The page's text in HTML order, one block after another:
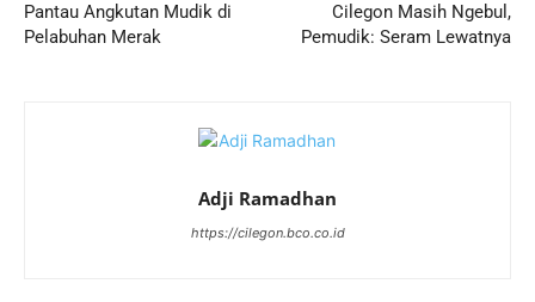
Pantau Angkutan Mudik di
Pelabuhan Merak
Cilegon Masih Ngebul,
Pemudik: Seram Lewatnya
Adji Ramadhan
https://cilegon.bco.co.id